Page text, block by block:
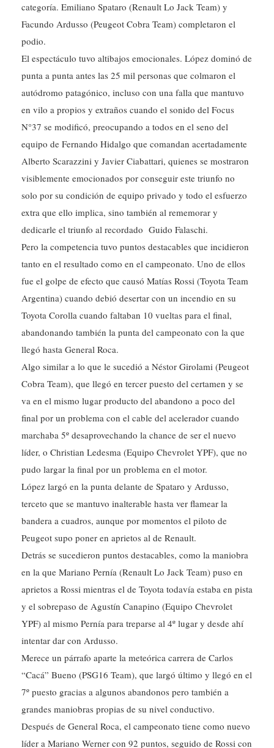
categoría. Emiliano Spataro (Renault Lo Jack Team) y
Facundo Ardusso (Peugeot Cobra Team) completaron el
podio.
El espectáculo tuvo altibajos emocionales. López dominó de
punta a punta antes las 25 mil personas que colmaron el
autódromo patagónico, incluso con una falla que mantuvo
en vilo a propios y extraños cuando el sonido del Focus
N°37 se modificó, preocupando a todos en el seno del
equipo de Fernando Hidalgo que comandan acertadamente
Alberto Scarazzini y Javier Ciabattari, quienes se mostraron
visiblemente emocionados por conseguir este triunfo no
solo por su condición de equipo privado y todo el esfuerzo
extra que ello implica, sino también al rememorar y
dedicarle el triunfo al recordado Guido Falaschi.
Pero la competencia tuvo puntos destacables que incidieron
tanto en el resultado como en el campeonato. Uno de ellos
fue el golpe de efecto que causó Matías Rossi (Toyota Team
Argentina) cuando debió desertar con un incendio en su
Toyota Corolla cuando faltaban 10 vueltas para el final,
abandonando también la punta del campeonato con la que
llegó hasta General Roca.
Algo similar a lo que le sucedió a Néstor Girolami (Peugeot
Cobra Team), que llegó en tercer puesto del certamen y se
va en el mismo lugar producto del abandono a poco del
final por un problema con el cable del acelerador cuando
marchaba 5º desaprovechando la chance de ser el nuevo
líder, o Christian Ledesma (Equipo Chevrolet YPF), que no
pudo largar la final por un problema en el motor.
López largó en la punta delante de Spataro y Ardusso,
terceto que se mantuvo inalterable hasta ver flamear la
bandera a cuadros, aunque por momentos el piloto de
Peugeot supo poner en aprietos al de Renault.
Detrás se sucedieron puntos destacables, como la maniobra
en la que Mariano Pernía (Renault Lo Jack Team) puso en
aprietos a Rossi mientras el de Toyota todavía estaba en pista
y el sobrepaso de Agustín Canapino (Equipo Chevrolet
YPF) al mismo Pernía para treparse al 4º lugar y desde ahí
intentar dar con Ardusso.
Merece un párrafo aparte la meteórica carrera de Carlos
“Cacá” Bueno (PSG16 Team), que largó último y llegó en el
7º puesto gracias a algunos abandonos pero también a
grandes maniobras propias de su nivel conductivo.
Después de General Roca, el campeonato tiene como nuevo
líder a Mariano Werner con 92 puntos, seguido de Rossi con